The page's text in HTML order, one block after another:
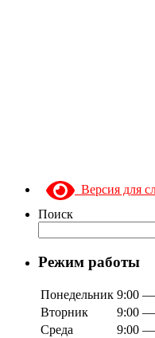
Версия для
Поиск
Режим работы
Понедельник 9:00 —
Вторник
9:00 —
Среда
9:00 —